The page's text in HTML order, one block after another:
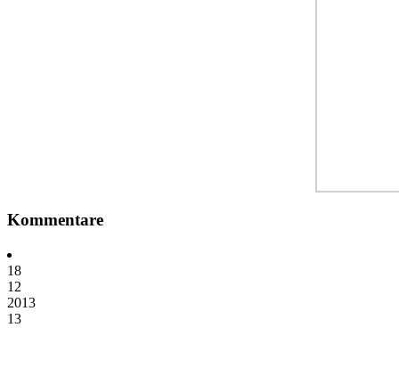
Kommentare
18
12
2013
13